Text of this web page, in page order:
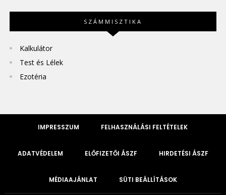
SZÁMMISZTIKA
Kalkulátor
Test és Lélek
Ezotéria
IMPRESSZUM FELHASZNÁLÁSI FELTÉTELEK
ADATVÉDELEM ELŐFIZETŐI ÁSZF HIRDETÉSI ÁSZF
MÉDIAAJÁNLAT SÜTI BEÁLLÍTÁSOK